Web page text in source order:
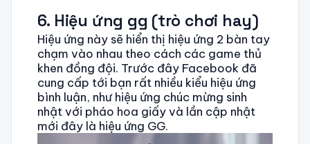
6. Hiệu ứng gg (trò chơi hay)
Hiệu ứng này sẽ hiển thị hiệu ứng 2 bàn tay
chạm vào nhau theo cách các game thủ
khen đồng đội. Trước đây Facebook đã
cung cấp tới bạn rất nhiều kiểu hiệu ứng
bình luận, như hiệu ứng chúc mừng sinh
nhật với pháo hoa giấy và lần cập nhật
mới đây là hiệu ứng GG.